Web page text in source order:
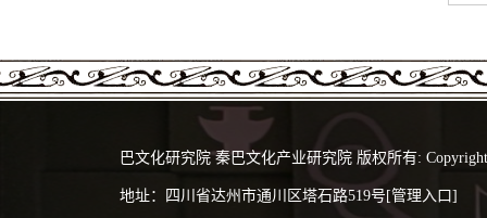
巴文化研究院 秦巴文化产业研究院 版权所有: Copyright
地址：四川省达州市通川区塔石路519号 [管理入口]